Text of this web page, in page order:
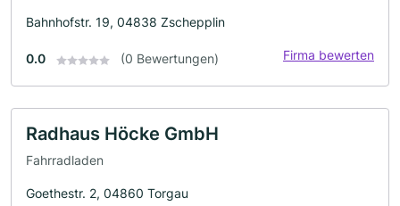
Bahnhofstr. 19, 04838 Zschepplin
0.0 (0 Bewertungen) Firma bewerten
Radhaus Höcke GmbH
Fahrradladen
Goethestr. 2, 04860 Torgau